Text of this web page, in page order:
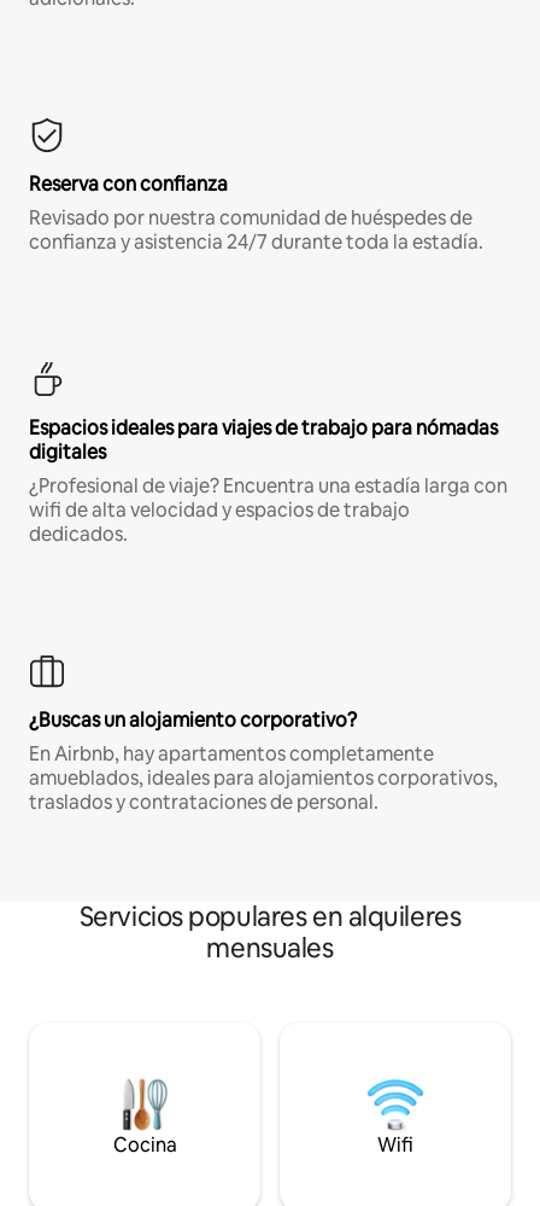
Reserva con confianza
Revisado por nuestra comunidad de huéspedes de
confianza y asistencia 24/7 durante toda la estadía.
Espacios ideales para viajes de trabajo para nómadas
digitales
¿Profesional de viaje? Encuentra una estadía larga con
wifi de alta velocidad y espacios de trabajo
dedicados.
¿Buscas un alojamiento corporativo?
En Airbnb, hay apartamentos completamente
amueblados, ideales para alojamientos corporativos,
traslados y contrataciones de personal.
Servicios populares en alquileres
mensuales
Cocina Wifi